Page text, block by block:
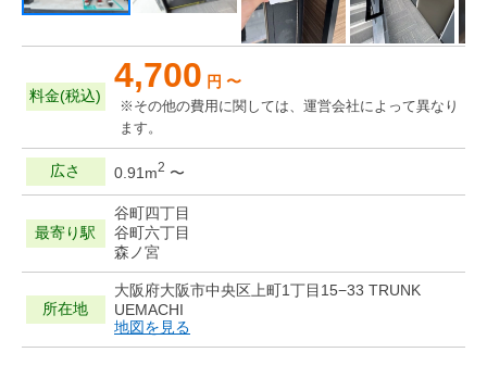
料金(税込)
4,700 円 〜
※その他の費用に関しては、運営会社によって異なり
ます。
広さ 0.91m2 〜
最寄り駅
谷町四丁目
谷町六丁目
森ノ宮
所在地
大阪府大阪市中央区上町1丁目15−33 TRUNK
UEMACHI
地図を見る